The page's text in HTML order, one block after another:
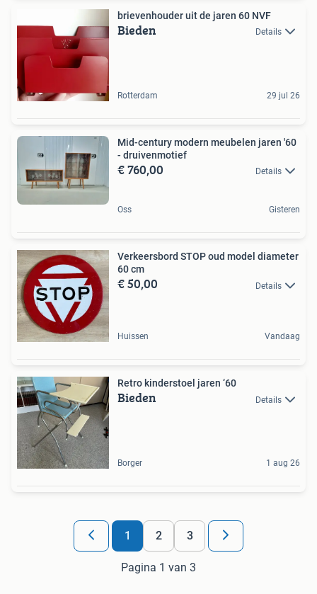
brievenhouder uit de jaren 60 NVF
Bieden Details
Rotterdam 29 jul 26
Mid-century modern meubelen jaren '60
- druivenmotief
€ 760,00 Details
Oss Gisteren
Verkeersbord STOP oud model diameter
60 cm
€ 50,00 Details
Huissen Vandaag
Retro kinderstoel jaren ‘60
Bieden Details
Borger 1 aug 26
1 2 3
Pagina 1 van 3